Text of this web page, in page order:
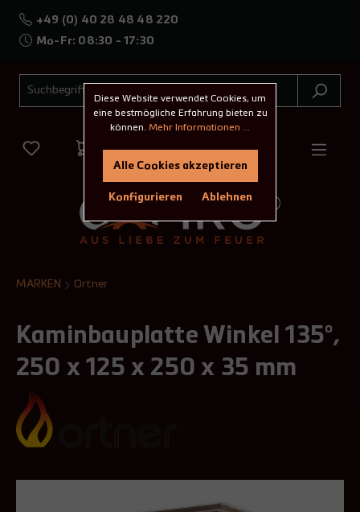
+49 (0) 40 28 48 48 220
Mo-Fr: 08:30 - 17:30
MARKEN Ortner
Kaminbauplatte Winkel 135°,
250 x 125 x 250 x 35 mm
Diese Website verwendet Cookies, um
eine bestmögliche Erfahrung bieten zu
können. Mehr Informationen ...
Ablehnen
Konfigurieren
Alle Cookies akzeptieren